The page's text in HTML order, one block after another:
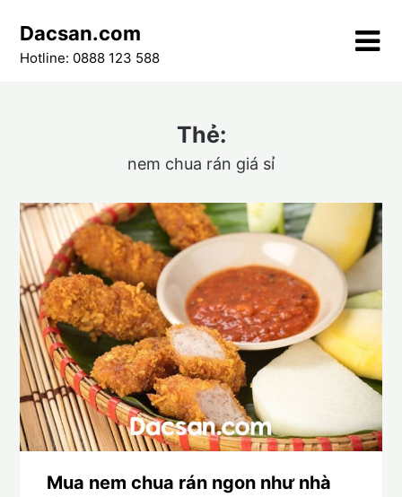
content
Dacsan.com
Hotline: 0888 123 588
Thẻ:
nem chua rán giá sỉ
Mua nem chua rán ngon như nhà